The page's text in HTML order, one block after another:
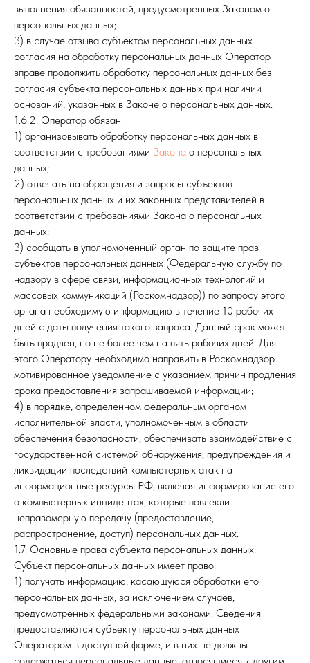
выполнения обязанностей, предусмотренных Законом о
персональных данных;
3) в случае отзыва субъектом персональных данных
согласия на обработку персональных данных Оператор
вправе продолжить обработку персональных данных без
согласия субъекта персональных данных при наличии
оснований, указанных в Законе о персональных данных.
1.6.2. Оператор обязан:
1) организовывать обработку персональных данных в
соответствии с требованиями Закона о персональных
данных;
2) отвечать на обращения и запросы субъектов
персональных данных и их законных представителей в
соответствии с требованиями Закона о персональных
данных;
3) сообщать в уполномоченный орган по защите прав
субъектов персональных данных (Федеральную службу по
надзору в сфере связи, информационных технологий и
массовых коммуникаций (Роскомнадзор)) по запросу этого
органа необходимую информацию в течение 10 рабочих
дней с даты получения такого запроса. Данный срок может
быть продлен, но не более чем на пять рабочих дней. Для
этого Оператору необходимо направить в Роскомнадзор
мотивированное уведомление с указанием причин продления
срока предоставления запрашиваемой информации;
4) в порядке, определенном федеральным органом
исполнительной власти, уполномоченным в области
обеспечения безопасности, обеспечивать взаимодействие с
государственной системой обнаружения, предупреждения и
ликвидации последствий компьютерных атак на
информационные ресурсы РФ, включая информирование его
о компьютерных инцидентах, которые повлекли
неправомерную передачу (предоставление,
распространение, доступ) персональных данных.
1.7. Основные права субъекта персональных данных.
Субъект персональных данных имеет право:
1) получать информацию, касающуюся обработки его
персональных данных, за исключением случаев,
предусмотренных федеральными законами. Сведения
предоставляются субъекту персональных данных
Оператором в доступной форме, и в них не должны